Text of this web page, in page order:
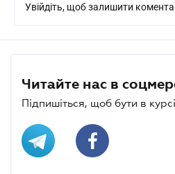
Увійдіть, щоб залишити
Читайте нас в
Підпишіться, щоб бути в